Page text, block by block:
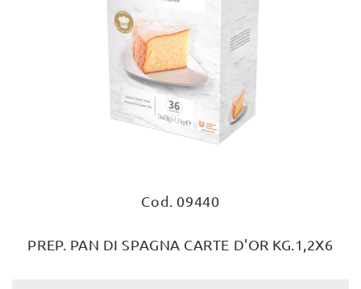
Cod. 09440
PREP. PAN DI SPAGNA CARTE D'OR KG.1,2X6